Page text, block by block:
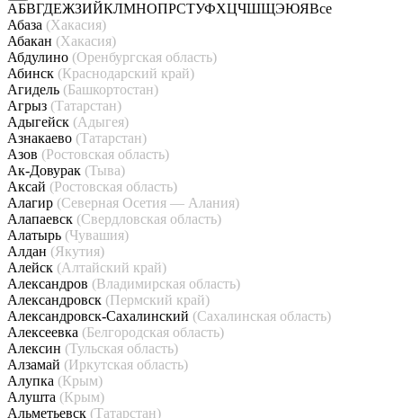
АБВГДЕЖЗИЙКЛМНОПРСТУФХЦЧШЩЭЮЯВсе
Абаза (Хакасия)
Абакан (Хакасия)
Абдулино (Оренбургская область)
Абинск (Краснодарский край)
Агидель (Башкортостан)
Агрыз (Татарстан)
Адыгейск (Адыгея)
Азнакаево (Татарстан)
Азов (Ростовская область)
Ак-Довурак (Тыва)
Аксай (Ростовская область)
Алагир (Северная Осетия — Алания)
Алапаевск (Свердловская область)
Алатырь (Чувашия)
Алдан (Якутия)
Алейск (Алтайский край)
Александров (Владимирская область)
Александровск (Пермский край)
Александровск-Сахалинский (Сахалинская область)
Алексеевка (Белгородская область)
Алексин (Тульская область)
Алзамай (Иркутская область)
Алупка (Крым)
Алушта (Крым)
Альметьевск (Татарстан)